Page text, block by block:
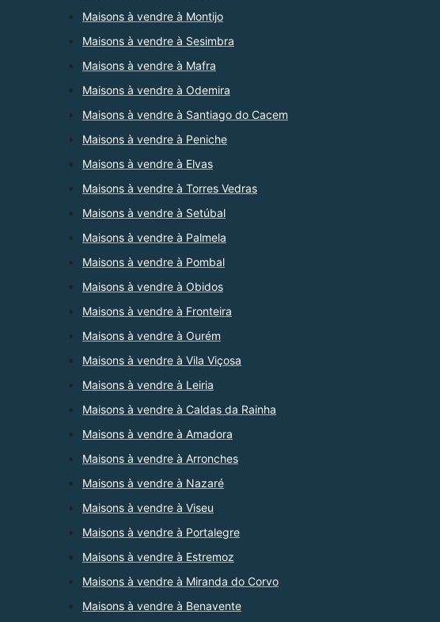
Maisons à vendre à Montijo
Maisons à vendre à Sesimbra
Maisons à vendre à Mafra
Maisons à vendre à Odemira
Maisons à vendre à Santiago do Cacem
Maisons à vendre à Peniche
Maisons à vendre à Elvas
Maisons à vendre à Torres Vedras
Maisons à vendre à Setúbal
Maisons à vendre à Palmela
Maisons à vendre à Pombal
Maisons à vendre à Obidos
Maisons à vendre à Fronteira
Maisons à vendre à Ourém
Maisons à vendre à Vila Viçosa
Maisons à vendre à Leiria
Maisons à vendre à Caldas da Rainha
Maisons à vendre à Amadora
Maisons à vendre à Arronches
Maisons à vendre à Nazaré
Maisons à vendre à Viseu
Maisons à vendre à Portalegre
Maisons à vendre à Estremoz
Maisons à vendre à Miranda do Corvo
Maisons à vendre à Benavente